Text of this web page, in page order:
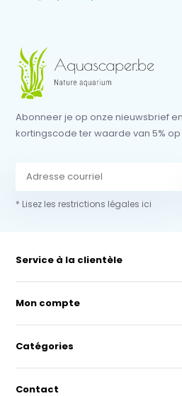
Abonneer je op onze nieuwsbrief
kortingscode ter waarde van 5%
* Lisez les restrictions légales ici
Service à la clientèle
Mon compte
Catégories
Contact